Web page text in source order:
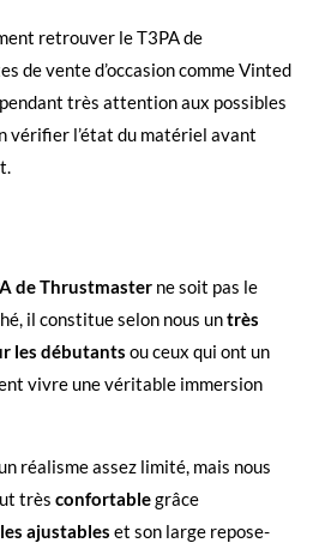
retrouver le T3PA de
de vente d’occasion comme Vinted
très attention aux possibles
vérifier l’état du matériel avant
de Thrustmasterne soit pas le
il constitue selon nous untrès
les débutants ou ceux qui ont un
vivre une véritable immersion
réalisme assez limité, mais nous
très confortablegrâce
ajustables et son large repose-